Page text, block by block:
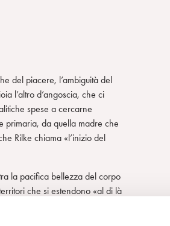
del piacere, l’ambiguità del
l’altro d’angoscia, che ci
spese a cercarne
primaria, da quella madre che
Rilke chiama «l’inizio del
la pacifica bellezza del corpo
che si estendono «al di là
che la nostra vita psichica non
la realtà. La dimensione